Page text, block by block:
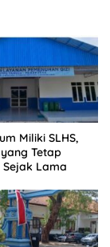
Miliki SLHS,
Tetap
Lama